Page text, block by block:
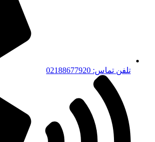
تلفن تماس: 02188677920